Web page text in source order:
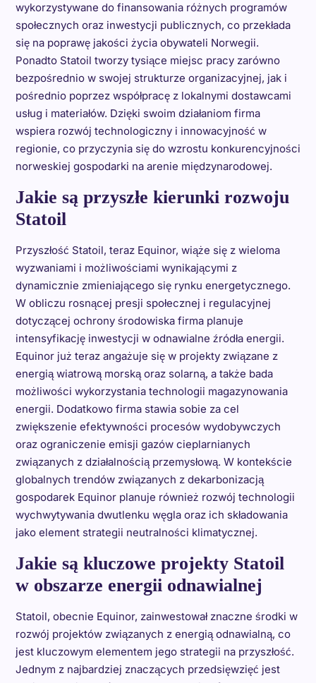
wykorzystywane do finansowania różnych programów
społecznych oraz inwestycji publicznych, co przekłada
się na poprawę jakości życia obywateli Norwegii.
Ponadto Statoil tworzy tysiące miejsc pracy zarówno
bezpośrednio w swojej strukturze organizacyjnej, jak i
pośrednio poprzez współpracę z lokalnymi dostawcami
usług i materiałów. Dzięki swoim działaniom firma
wspiera rozwój technologiczny i innowacyjność w
regionie, co przyczynia się do wzrostu konkurencyjności
norweskiej gospodarki na arenie międzynarodowej.
Jakie są przyszłe kierunki rozwoju
Statoil
Przyszłość Statoil, teraz Equinor, wiąże się z wieloma
wyzwaniami i możliwościami wynikającymi z
dynamicznie zmieniającego się rynku energetycznego.
W obliczu rosnącej presji społecznej i regulacyjnej
dotyczącej ochrony środowiska firma planuje
intensyfikację inwestycji w odnawialne źródła energii.
Equinor już teraz angażuje się w projekty związane z
energią wiatrową morską oraz solarną, a także bada
możliwości wykorzystania technologii magazynowania
energii. Dodatkowo firma stawia sobie za cel
zwiększenie efektywności procesów wydobywczych
oraz ograniczenie emisji gazów cieplarnianych
związanych z działalnością przemysłową. W kontekście
globalnych trendów związanych z dekarbonizacją
gospodarek Equinor planuje również rozwój technologii
wychwytywania dwutlenku węgla oraz ich składowania
jako element strategii neutralności klimatycznej.
Jakie są kluczowe projekty Statoil
w obszarze energii odnawialnej
Statoil, obecnie Equinor, zainwestował znaczne środki w
rozwój projektów związanych z energią odnawialną, co
jest kluczowym elementem jego strategii na przyszłość.
Jednym z najbardziej znaczących przedsięwzięć jest